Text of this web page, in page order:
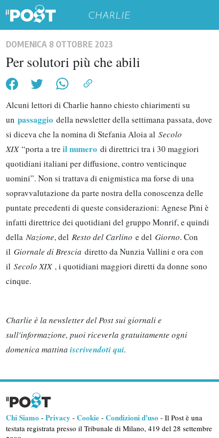
CHARLIE
DOMENICA 8 OTTOBRE 2023
Per solutori più che abili
Alcuni lettori di Charlie hanno chiesto chiarimenti su
un passaggio della newsletter della settimana passata, dove
si diceva che la nomina di Stefania Aloia al Secolo
XIX “porta a tre il numero di direttrici tra i 30 maggiori
quotidiani italiani per diffusione, contro venticinque
uomini”. Non si trattava di enigmistica ma forse di una
sopravvalutazione da parte nostra della conoscenza delle
puntate precedenti di queste considerazioni: Agnese Pini è
infatti direttrice dei quotidiani del gruppo Monrif, e quindi
della Nazione, del Resto del Carlino e del Giorno. Con
il Giornale di Brescia diretto da Nunzia Vallini e ora con
il Secolo XIX , i quotidiani maggiori diretti da donne sono
cinque.
Charlie è la newsletter del Post sui giornali e
sull'informazione, puoi riceverla gratuitamente ogni
domenica mattina iscrivendoti qui.
Chi Siamo - Privacy - Cookie - Condizioni d'uso - Il Post è una
testata registrata presso il Tribunale di Milano, 419 del 28 settembre